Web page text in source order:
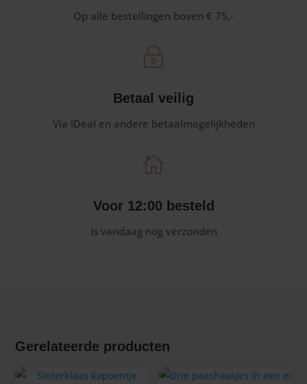
Op alle bestellingen boven € 75,-
Betaal veilig
Via iDeal en andere betaalmogelijkheden
Voor 12:00 besteld
Is vandaag nog verzonden
Gerelateerde producten